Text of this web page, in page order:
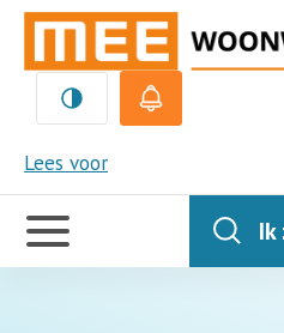
Lees voor
MEE
Handige
links
Ik